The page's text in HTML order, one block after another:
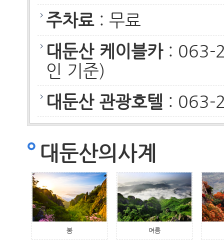
주차료: 무료
대둔산 케이블카: 063-
인 기준)
대둔산 관광호텔 : 063-
대둔산의사계
봄 여름